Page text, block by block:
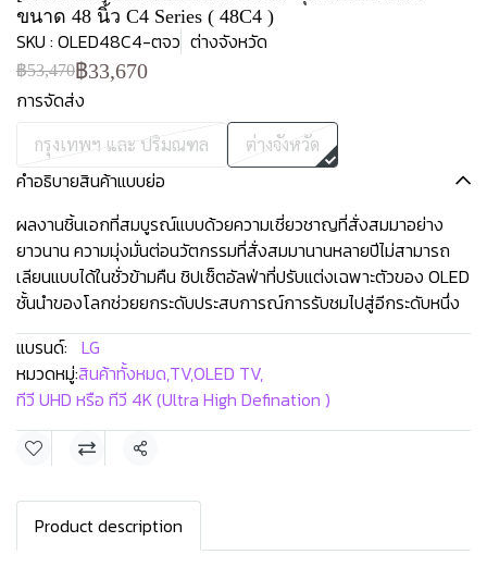
ขนาด 48 นิ้ว C4 Series ( 48C4 )
SKU : OLED48C4-ตจว ต่างจังหวัด
฿53,470฿33,670
การจัดส่ง
กรุงเทพฯ และ ปริมณฑล ต่างจังหวัด
คำอธิบายสินค้าแบบย่อ
ผลงานชิ้นเอกที่สมบูรณ์แบบด้วยความเชี่ยวชาญที่สั่งสมมาอย่าง
ยาวนาน ความมุ่งมั่นต่อนวัตกรรมที่สั่งสมมานานหลายปีไม่สามารถ
เลียนแบบได้ในชั่วข้ามคืน ชิปเซ็ตอัลฟ่าที่ปรับแต่งเฉพาะตัวของ OLED
ชั้นนำของโลกช่วยยกระดับประสบการณ์การรับชมไปสู่อีกระดับหนึ่ง
แบรนด์: LG
หมวดหมู่:สินค้าทั้งหมด,TV,OLED TV,
ทีวี UHD หรือ ทีวี 4K (Ultra High Defination )
แชร์
Product description